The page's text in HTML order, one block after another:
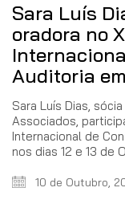
Sara Luís
oradora no
Auditoria
Sara Luís Dias,
Associados,
Internacional de
nos dias 12 e 13 de
10 de Outubro,